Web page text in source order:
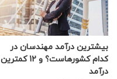
بیشترین درآمد مهندسان در
کدام کشورهاست؟ و 12 کمترین
درآمد